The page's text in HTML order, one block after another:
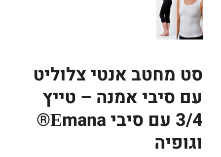
סט מחטב אנטי צלוליט
עם סיבי אמנה – טייץ
3/4 עם סיבי Еmana®
וגופיה